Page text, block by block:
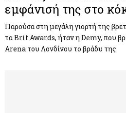
εμφάνισή της στο
Παρούσα στη μεγάλη γιορτή της
τα Brit Awards, ήταν η Demy, που
Arena του Λονδίνου το βράδυ της